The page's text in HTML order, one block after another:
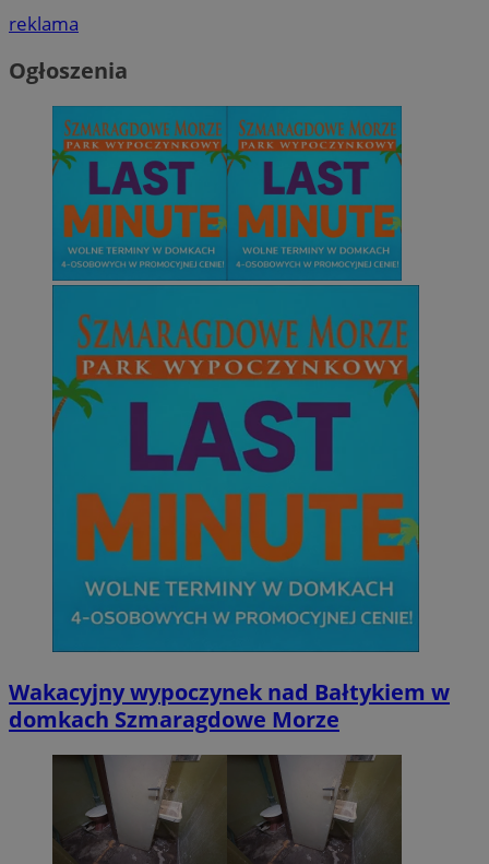
reklama
Ogłoszenia
Wakacyjny wypoczynek nad Bałtykiem w
domkach Szmaragdowe Morze